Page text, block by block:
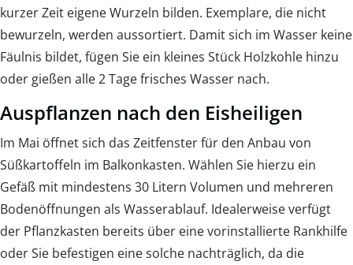
kurzer Zeit eigene Wurzeln bilden. Exemplare, die nicht
bewurzeln, werden aussortiert. Damit sich im Wasser keine
Fäulnis bildet, fügen Sie ein kleines Stück Holzkohle hinzu
oder gießen alle 2 Tage frisches Wasser nach.
Auspflanzen nach den Eisheiligen
Im Mai öffnet sich das Zeitfenster für den Anbau von
Süßkartoffeln im Balkonkasten. Wählen Sie hierzu ein
Gefäß mit mindestens 30 Litern Volumen und mehreren
Bodenöffnungen als Wasserablauf. Idealerweise verfügt
der Pflanzkasten bereits über eine vorinstallierte Rankhilfe
oder Sie befestigen eine solche nachträglich, da die